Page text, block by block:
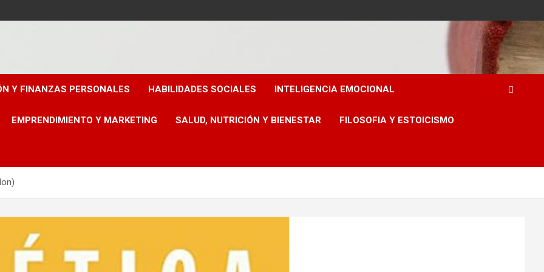
Y FINANZAS PERSONALES HABILIDADES SOCIALES INTELIGENCIA EMOCIONAL
EMPRENDIMIENTO Y MARKETING SALUD, NUTRICIÓN Y BIENESTAR FILOSOFIA Y ESTOICISMO